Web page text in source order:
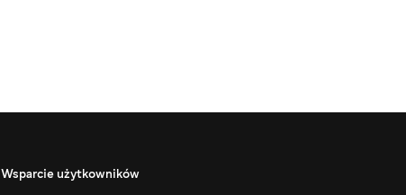
Wsparcie użytkowników